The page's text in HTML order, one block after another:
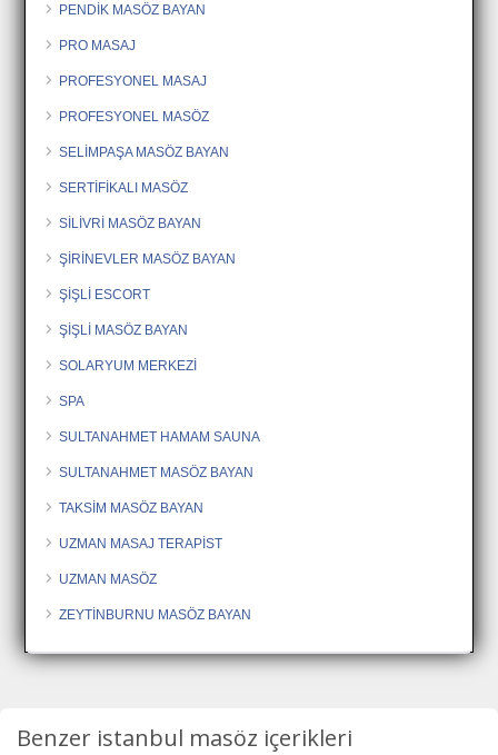
PENDİK MASÖZ BAYAN
PRO MASAJ
PROFESYONEL MASAJ
PROFESYONEL MASÖZ
SELİMPAŞA MASÖZ BAYAN
SERTİFİKALI MASÖZ
SİLİVRİ MASÖZ BAYAN
ŞİRİNEVLER MASÖZ BAYAN
ŞİŞLİ ESCORT
ŞİŞLİ MASÖZ BAYAN
SOLARYUM MERKEZİ
SPA
SULTANAHMET HAMAM SAUNA
SULTANAHMET MASÖZ BAYAN
TAKSİM MASÖZ BAYAN
UZMAN MASAJ TERAPİST
UZMAN MASÖZ
ZEYTİNBURNU MASÖZ BAYAN
Benzer istanbul masöz içerikleri